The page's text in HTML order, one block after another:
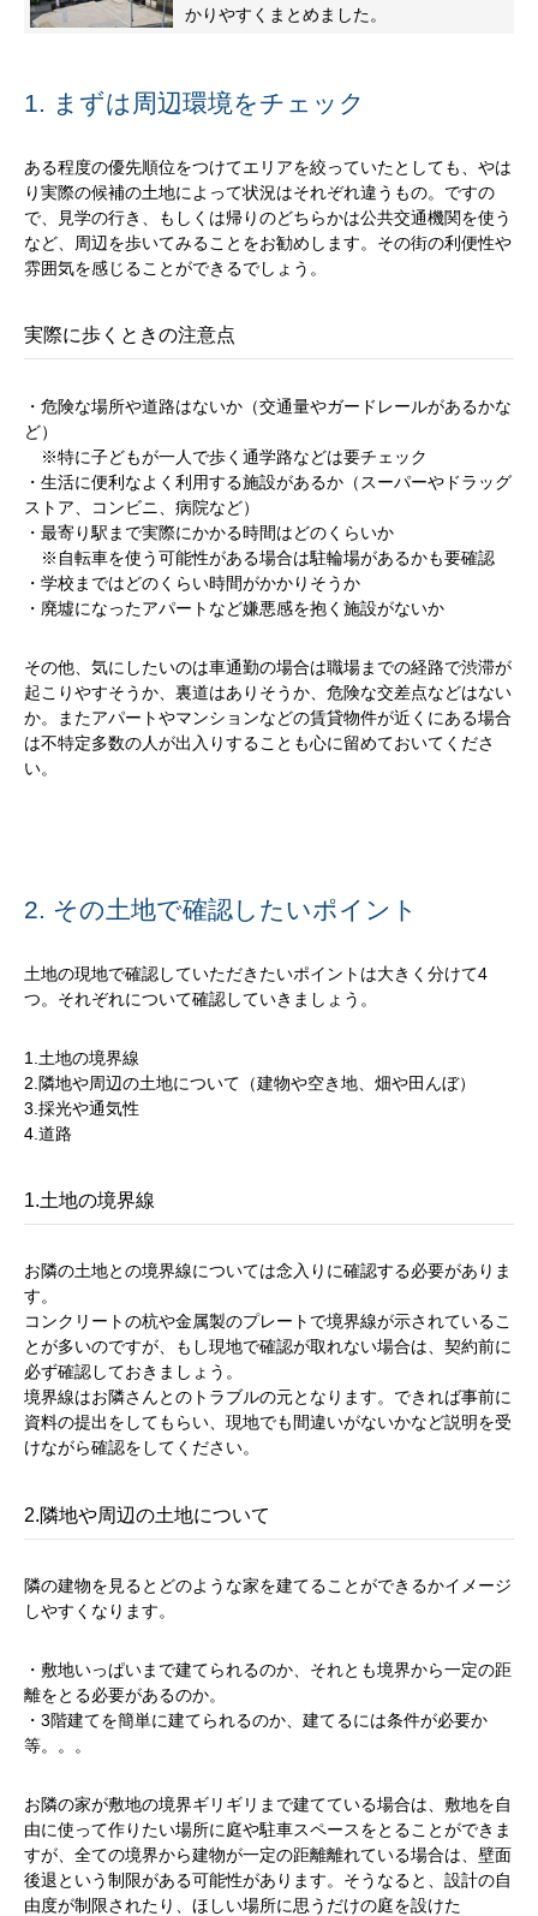
かりやすくまとめました。
1. まずは周辺環境をチェック
ある程度の優先順位をつけてエリアを絞っていたとしても、やは
り実際の候補の土地によって状況はそれぞれ違うもの。ですの
で、見学の行き、もしくは帰りのどちらかは公共交通機関を使う
など、周辺を歩いてみることをお勧めします。その街の利便性や
雰囲気を感じることができるでしょう。
実際に歩くときの注意点
・危険な場所や道路はないか（交通量やガードレールがあるかな
ど）
※特に子どもが一人で歩く通学路などは要チェック
・生活に便利なよく利用する施設があるか（スーパーやドラッグ
ストア、コンビニ、病院など）
・最寄り駅まで実際にかかる時間はどのくらいか
※自転車を使う可能性がある場合は駐輪場があるかも要確認
・学校まではどのくらい時間がかかりそうか
・廃墟になったアパートなど嫌悪感を抱く施設がないか
その他、気にしたいのは車通勤の場合は職場までの経路で渋滞が
起こりやすそうか、裏道はありそうか、危険な交差点などはない
か。またアパートやマンションなどの賃貸物件が近くにある場合
は不特定多数の人が出入りすることも心に留めておいてくださ
い。
2. その土地で確認したいポイント
土地の現地で確認していただきたいポイントは大きく分けて4
つ。それぞれについて確認していきましょう。
1.土地の境界線
2.隣地や周辺の土地について（建物や空き地、畑や田んぼ）
3.採光や通気性
4.道路
1.土地の境界線
お隣の土地との境界線については念入りに確認する必要がありま
す。
コンクリートの杭や金属製のプレートで境界線が示されているこ
とが多いのですが、もし現地で確認が取れない場合は、契約前に
必ず確認しておきましょう。
境界線はお隣さんとのトラブルの元となります。できれば事前に
資料の提出をしてもらい、現地でも間違いがないかなど説明を受
けながら確認をしてください。
2.隣地や周辺の土地について
隣の建物を見るとどのような家を建てることができるかイメージ
しやすくなります。
・敷地いっぱいまで建てられるのか、それとも境界から一定の距
離をとる必要があるのか。
・3階建てを簡単に建てられるのか、建てるには条件が必要か
等。。。
お隣の家が敷地の境界ギリギリまで建てている場合は、敷地を自
由に使って作りたい場所に庭や駐車スペースをとることができま
すが、全ての境界から建物が一定の距離離れている場合は、壁面
後退という制限がある可能性があります。そうなると、設計の自
由度が制限されたり、ほしい場所に思うだけの庭を設けた